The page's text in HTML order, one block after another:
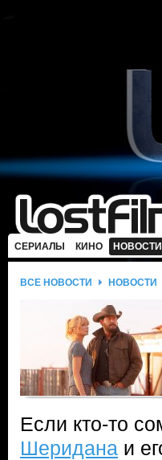
СЕРИАЛЫ КИНО НОВОСТИ
ВСЕ НОВОСТИ НОВОСТИ
Если кто-то
Шеридана и